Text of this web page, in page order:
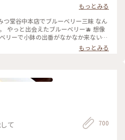
もっとみる
やっと出会えたブルーベリー🫐 想像
リーで小鉢の出番がなかなか来ない
てるんだろ ひみつのガールズパワー
夏営業スタートなのでいっぱい通い
もっとみる
て 700